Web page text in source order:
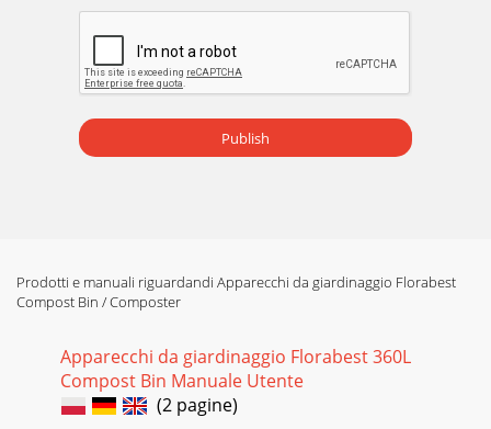
Publish
Prodotti e manuali riguardandi Apparecchi da giardinaggio Florabest
Compost Bin / Composter
Apparecchi da giardinaggio Florabest 360L
Compost Bin Manuale Utente
(2 pagine)